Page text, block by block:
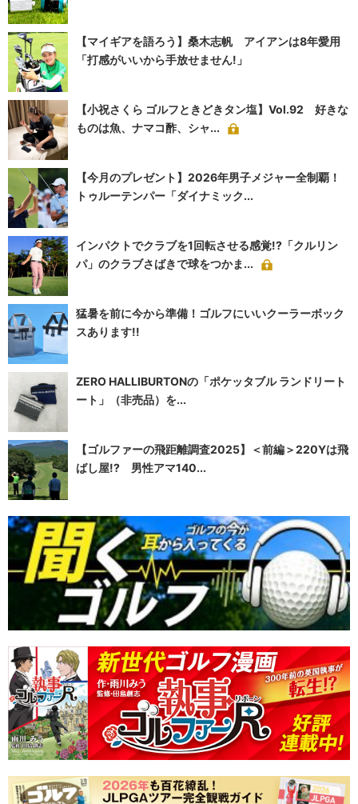
【マイギアを語ろう】桑木志帆 アイアンは8年愛用
「打感がいいから手放せません!」
【小祝さくら ゴルフときどきタン塩】Vol.92 好きな
ものは魚、ナマコ酢、シャ...
【今月のプレゼント】2026年男子メジャー全制覇！
トゥルーテンパー「ダイナミック...
インパクトでクラブを1回転させる感覚!?「クルリン
パ」のクラブさばきで球をつかま...
猛暑を前に今から準備！ゴルフにいいクーラーボック
スあります!!
ZERO HALLIBURTONの「ポケッタブル ランドリート
ート」（非売品）を...
【ゴルファーの飛距離調査2025】＜前編＞220Yは飛
ばし屋!? 男性アマ140...